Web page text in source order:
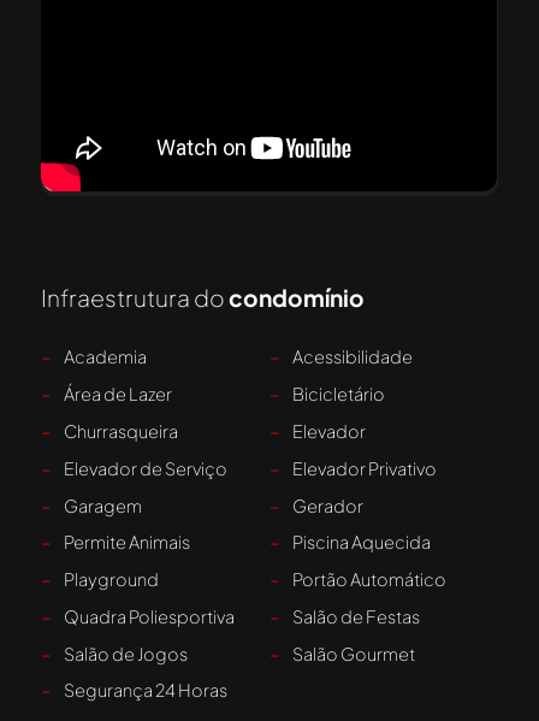
Infraestrutura docondomínio
- Academia -
Acessibilidade
-
Área de Lazer -
Bicicletário
-
Churrasqueira -
Elevador
-
Elevador de Serviço -
Elevador Privativo
-
Garagem -
Gerador
-
Permite Animais -
Piscina Aquecida
-
Playground -
Portão Automático
-
Quadra Poliesportiva -
Salão de Festas
-
Salão de Jogos -
Salão Gourmet
-
Segurança 24 Horas